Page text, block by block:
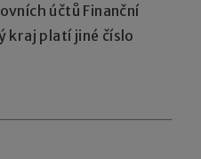
účtů Finanční
kraj platí jiné číslo